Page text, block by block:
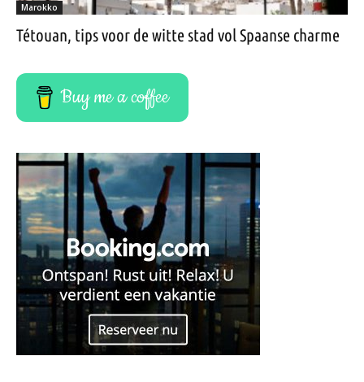
Marokko
Tétouan, tips voor de witte stad vol Spaanse charme
Buy me a coffee